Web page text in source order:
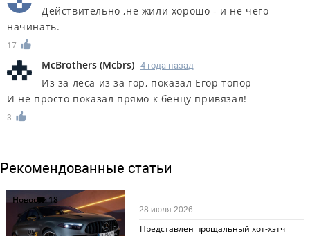
Действительно ,не жили хорошо - и не чего
начинать.
17
McBrothers (Mcbrs) 4 года назад
Из за леса из за гор, показал Егор топор
И не просто показал прямо к бенцу привязал!
3
Рекомендованные статьи
Новости18
Представлен прощальный хот-хэтч
28 июля 2026